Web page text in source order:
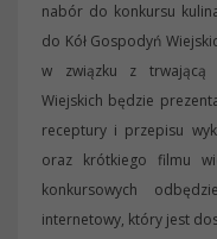
nabór do konkursu
do Kół Gospodyń
w związku z trwającą
Wiejskich będzie
receptury i przepisu
oraz krótkiego filmu
konkursowych
internetowy, który jest